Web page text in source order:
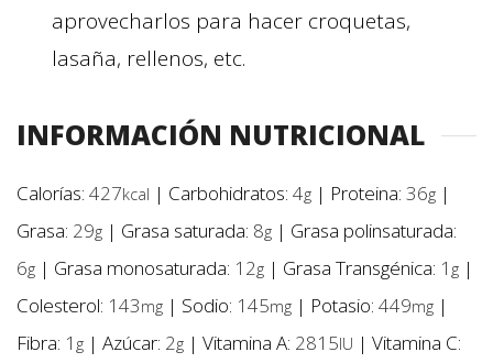
aprovecharlos para hacer croquetas,
lasaña, rellenos, etc.
INFORMACIÓN NUTRICIONAL
Calorías: 427kcal | Carbohidratos: 4g | Proteina: 36g |
Grasa: 29g | Grasa saturada: 8g | Grasa polinsaturada:
6g | Grasa monosaturada: 12g | Grasa Transgénica: 1 g |
Colesterol: 143mg | Sodio: 145mg | Potasio: 449mg |
Fibra: 1 g | Azúcar: 2g | Vitamina A: 2815IU | Vitamina C: